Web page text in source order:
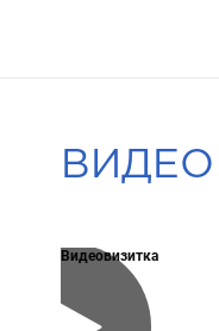
ВИДЕО
Видеовизитка